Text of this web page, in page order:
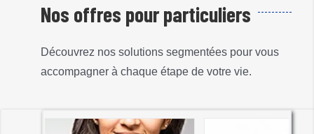
Nos offres pour particuliers
Découvrez nos solutions segmentées pour vous
accompagner à chaque étape de votre vie.